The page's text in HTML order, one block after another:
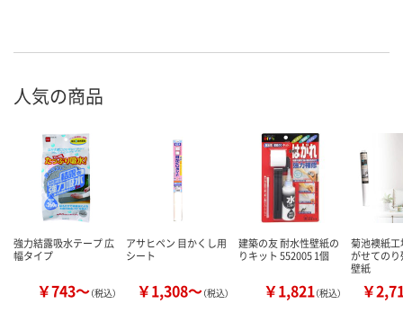
人気の商品
強力結露吸水テープ 広
幅タイプ
￥743～（税込）
アサヒペン 目かくし用
シート
￥1,308～（税込）
建築の友 耐水性壁紙の
りキット 552005 1個
￥1,821（税込）
菊池襖紙
がせての
壁紙
￥